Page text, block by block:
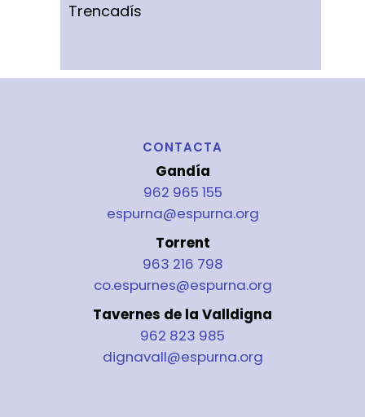
Trencadís
CONTACTA
Gandía
962 965 155
espurna@espurna.org
Torrent
963 216 798
co.espurnes@espurna.org
Tavernes de la Valldigna
962 823 985
dignavall@espurna.org